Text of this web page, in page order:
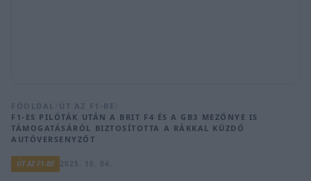
FŐOLDAL ÚT AZ F1-BE
F1-ES PILÓTÁK UTÁN A BRIT F4 ÉS A GB3 MEZŐNYE IS
TÁMOGATÁSÁRÓL BIZTOSÍTOTTA A RÁKKAL KÜZDŐ
AUTÓVERSENYZŐT
ÚT AZ F1-BE